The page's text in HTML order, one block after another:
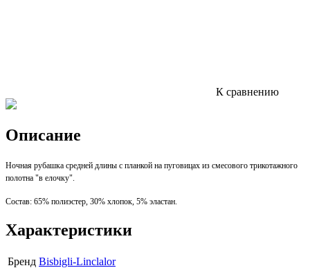
К сравнению
Описание
Ночная рубашка средней длины с планкой на пуговицах из смесового трикотажного
полотна "в елочку".
Состав: 65% полиэстер, 30% хлопок, 5% эластан.
Характеристики
Бренд Bisbigli-Linclalor